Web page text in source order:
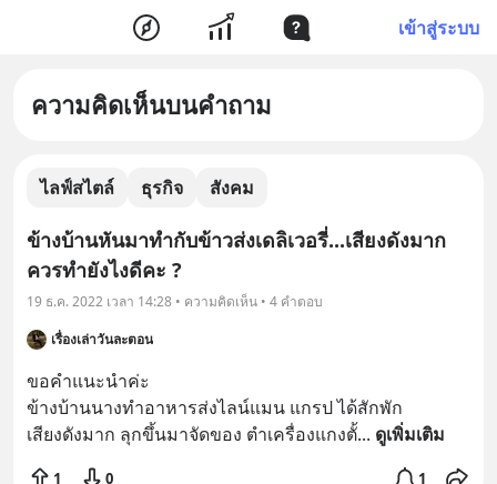
เข้าสู่ระบบ
ความคิดเห็นบนคำถาม
ไลฟ์สไตล์ ธุรกิจ สังคม
ข้างบ้านหันมาทำกับข้าวส่งเดลิเวอรี่...เสียงดังมาก
ควรทำยังไงดีคะ ?
19 ธ.ค. 2022 เวลา 14:28 • ความคิดเห็น • 4 คำตอบ
เรื่องเล่าวันละตอน
ขอคำแนะนำค่ะ
ข้างบ้านนางทำอาหารส่งไลน์แมน แกรป ได้สักพัก
เสียงดังมาก ลุกขึ้นมาจัดของ ตำเครื่องแกงตั้... ดูเพิ่มเติม
1 0 1